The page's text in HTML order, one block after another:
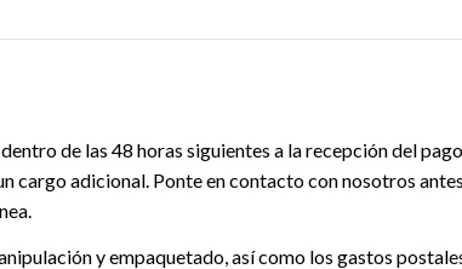
de las 48 horas siguientes a la recepción del
cargo adicional. Ponte en contacto con nosotros
y empaquetado, así como los gastos